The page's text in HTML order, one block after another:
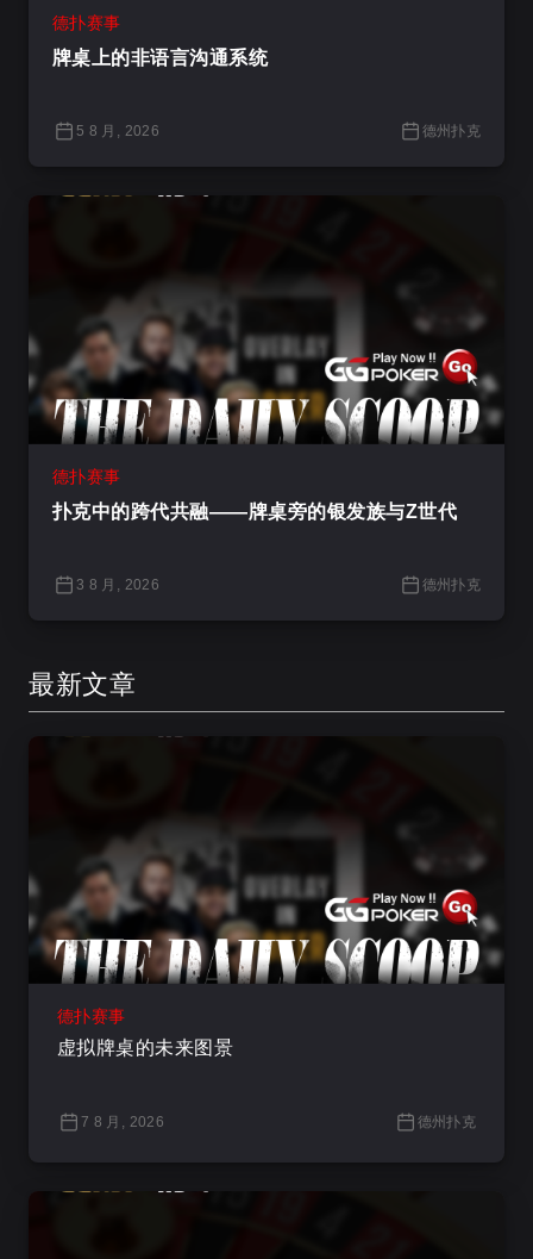
德扑赛事
牌桌上的非语言沟通系统
5 8 月, 2026 德州扑克
德扑赛事
扑克中的跨代共融——牌桌旁的银发族与Z世代
3 8 月, 2026 德州扑克
最新文章
德扑赛事
虚拟牌桌的未来图景
7 8 月, 2026 德州扑克